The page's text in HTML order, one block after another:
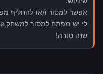
אפשר למסור ו/או להחליף
לי יש מפתח למסור למשחק oxenfree. מי שמעוניין ישלח ה"פ.
שנה טובה!